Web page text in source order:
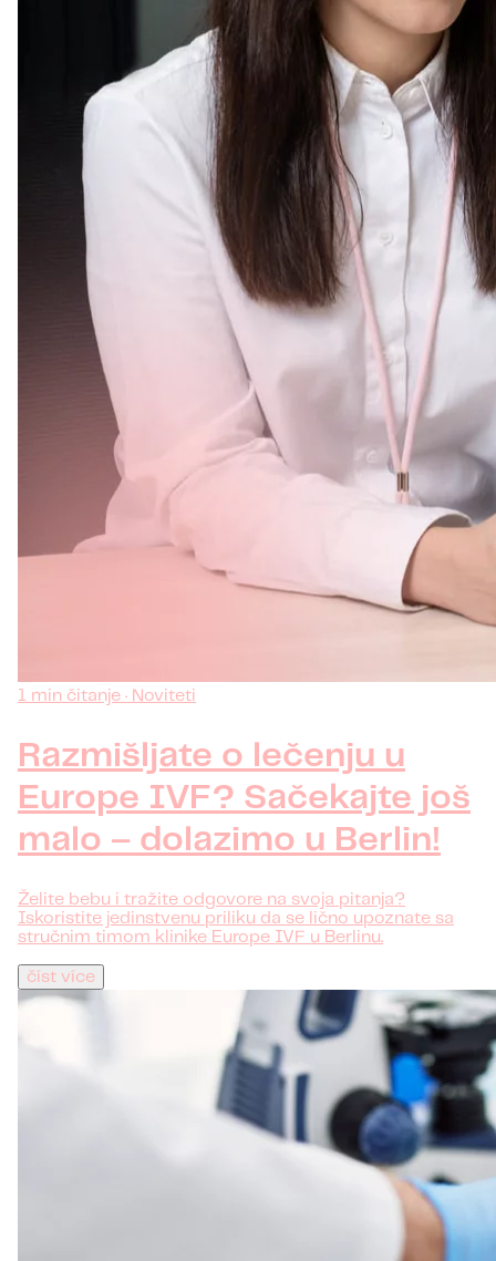
1 min čitanje · Noviteti
Razmišljate o lečenju u
Europe IVF? Sačekajte još
malo – dolazimo u Berlin!
Želite bebu i tražite odgovore na svoja pitanja?
Iskoristite jedinstvenu priliku da se lično upoznate sa
stručnim timom klinike Europe IVF u Berlinu.
číst více